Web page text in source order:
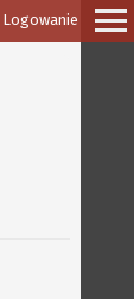
Logowanie